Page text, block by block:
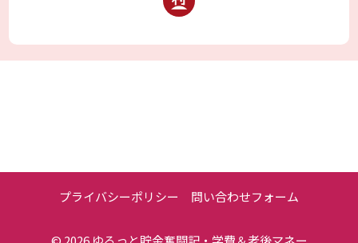
プライバシーポリシー 問い合わせフォーム